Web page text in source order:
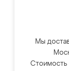
Мы
Стоимость